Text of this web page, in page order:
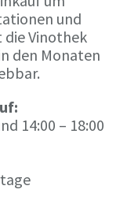
und
die Vinothek
den Monaten
14:00 – 18:00